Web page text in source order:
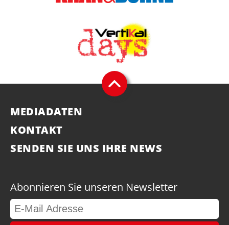
MEDIADATEN
KONTAKT
SENDEN SIE UNS IHRE NEWS
Abonnieren Sie unseren Newsletter